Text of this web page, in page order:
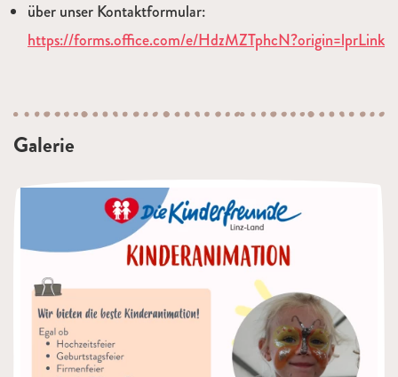
über unser Kontaktformular:
https://forms.office.com/e/HdzMZTphcN?origin=lprLink
Galerie